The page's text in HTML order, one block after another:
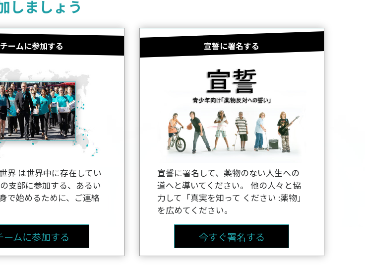
しましょう
チームに参加する
界 は世界中に存在してい
支部に参加する、あるい
で始めるために、ご連絡
ームに参加する
宣誓に署名する
宣誓に署名して、薬物のない人生への
道へと導いてください。 他の人々と協
力して「真実を知って ください :薬物」
を広めてください。
今すぐ署名する